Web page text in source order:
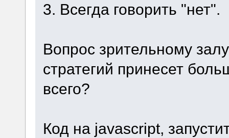
3. Всегда говорить "нет".
Вопрос зрительному
стратегий принесет
всего?
Код на javascript,